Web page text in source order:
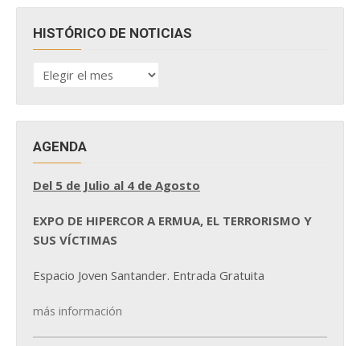
HISTÓRICO DE NOTICIAS
HISTÓRICO
DE
AGENDA
Del 5 de Julio al 4 de Agosto
EXPO DE HIPERCOR A ERMUA, EL TERRORISMO Y
SUS VÍCTIMAS
Espacio Joven Santander. Entrada Gratuita
más información